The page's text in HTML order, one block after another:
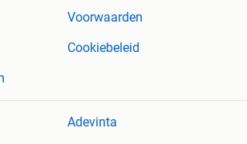
Voorwaarden
Cookiebeleid
Adevinta